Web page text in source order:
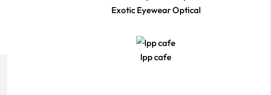
Exotic Eyewear Optical
lpp cafe